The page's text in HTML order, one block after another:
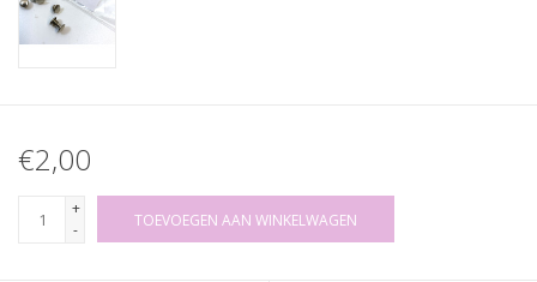
€2,00
+
-
TOEVOEGEN AAN WINKELWAGEN